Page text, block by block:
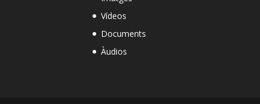
Vídeos
Documents
Àudios